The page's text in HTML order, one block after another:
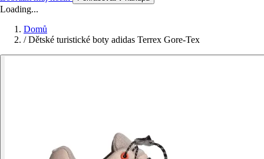
Loading...
Domů
/ Dětské turistické boty adidas Terrex Gore-Tex